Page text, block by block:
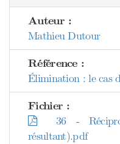
Auteur :
Mathieu Dutour
Référence :
Élimination : le cas
Fichier :
36 -
résultant).pdf